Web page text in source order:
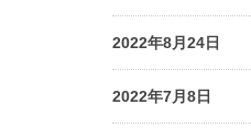
2022年8月24日
2022年7月8日